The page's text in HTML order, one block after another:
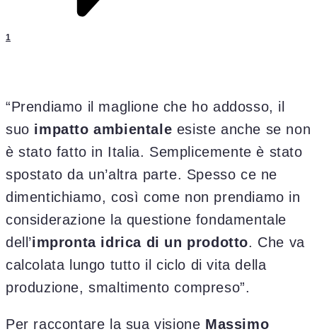
1
“Prendiamo il maglione che ho addosso, il
suo impatto ambientale esiste anche se non
è stato fatto in Italia. Semplicemente è stato
spostato da un’altra parte. Spesso ce ne
dimentichiamo, così come non prendiamo in
considerazione la questione fondamentale
dell’impronta idrica di un prodotto. Che va
calcolata lungo tutto il ciclo di vita della
produzione, smaltimento compreso”.
Per raccontare la sua visione Massimo